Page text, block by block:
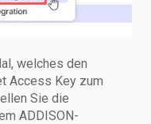
welches den
Access Key zum
Sie die
ADDISON-